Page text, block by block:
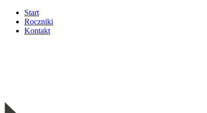
Start
Roczniki
Kontakt